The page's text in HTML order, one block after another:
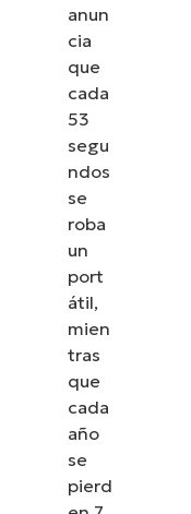
anun
cia
que
cada
53
segu
ndos
se
roba
un
port
átil,
mien
tras
que
cada
año
se
pierd